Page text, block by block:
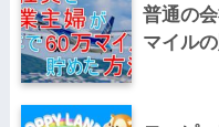
普通の
マイル